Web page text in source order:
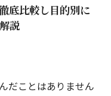
底比較し目的別に
説
だことはありません